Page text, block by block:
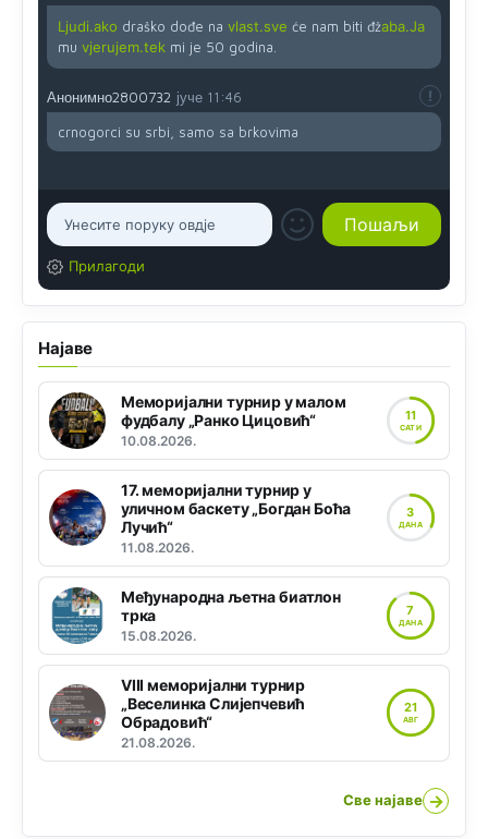
Ljudi.ako draško dođe na vlast.sve će nam biti đžaba.Ja
mu vjerujem.tek mi je 50 godina.
Анонимно2800732 јуче 11:46
crnogorci su srbi, samo sa brkovima
Прилагоди
Најаве
Меморијални турнир у малом
фудбалу „Ранко Цицовић“
10.08.2026.
11
САТИ
17. меморијални турнир у
уличном баскету „Богдан Боћа
Лучић“
11.08.2026.
3
ДАНА
Међународна љетна биатлон
трка
15.08.2026.
7
ДАНА
VIII меморијални турнир
„Веселинка Слијепчевић
Обрадовић“
21.08.2026.
21
АВГ
Све најаве →